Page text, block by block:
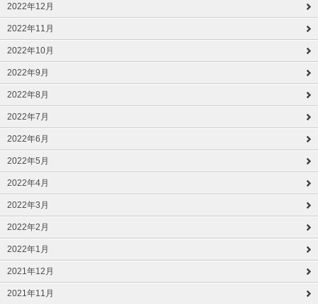
2022年12月
2022年11月
2022年10月
2022年9月
2022年8月
2022年7月
2022年6月
2022年5月
2022年4月
2022年3月
2022年2月
2022年1月
2021年12月
2021年11月